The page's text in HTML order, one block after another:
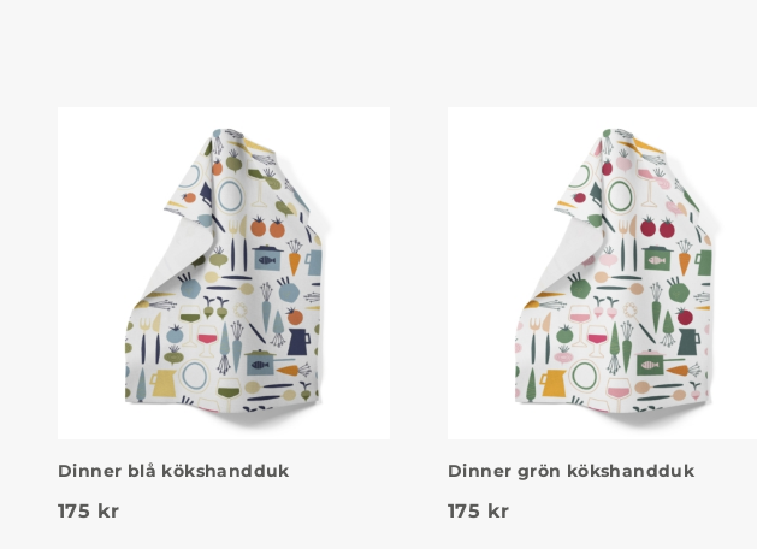
Dinner blå kökshandduk
175 kr
Dinner grön kökshandduk
175 kr